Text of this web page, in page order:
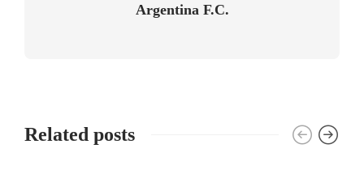
Argentina F.C.
Related posts